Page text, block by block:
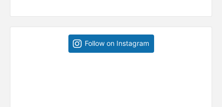
Follow on Instagram